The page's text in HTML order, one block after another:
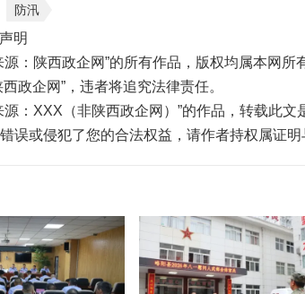
防汛
明
源：陕西政企网”的所有作品，版权均属本网
政企网”，违者将追究法律责任。
源：XXX（非陕西政企网）”的作品，转载此文
误或侵犯了您的合法权益，请作者持权属证